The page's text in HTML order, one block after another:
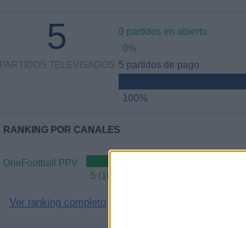
5
PARTIDOS TELEVISADOS
0 partidos en abierto
0%
5 partidos de pago
100%
RANKING POR CANALES
OneFootball PPV
5 (100%)
Ver ranking completo